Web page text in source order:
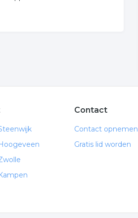
Contact
Contact opnemen
Gratis lid worden